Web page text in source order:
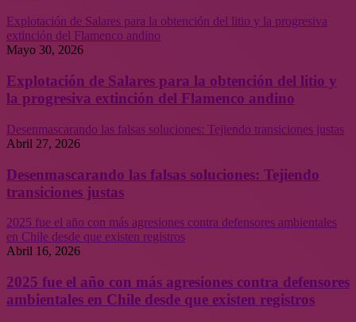
Explotación de Salares para la obtención del litio y la progresiva
extinción del Flamenco andino
Mayo 30, 2026
Explotación de Salares para la obtención del litio y
la progresiva extinción del Flamenco andino
Desenmascarando las falsas soluciones: Tejiendo transiciones justas
Abril 27, 2026
Desenmascarando las falsas soluciones: Tejiendo
transiciones justas
2025 fue el año con más agresiones contra defensores ambientales
en Chile desde que existen registros
Abril 16, 2026
2025 fue el año con más agresiones contra defensores
ambientales en Chile desde que existen registros